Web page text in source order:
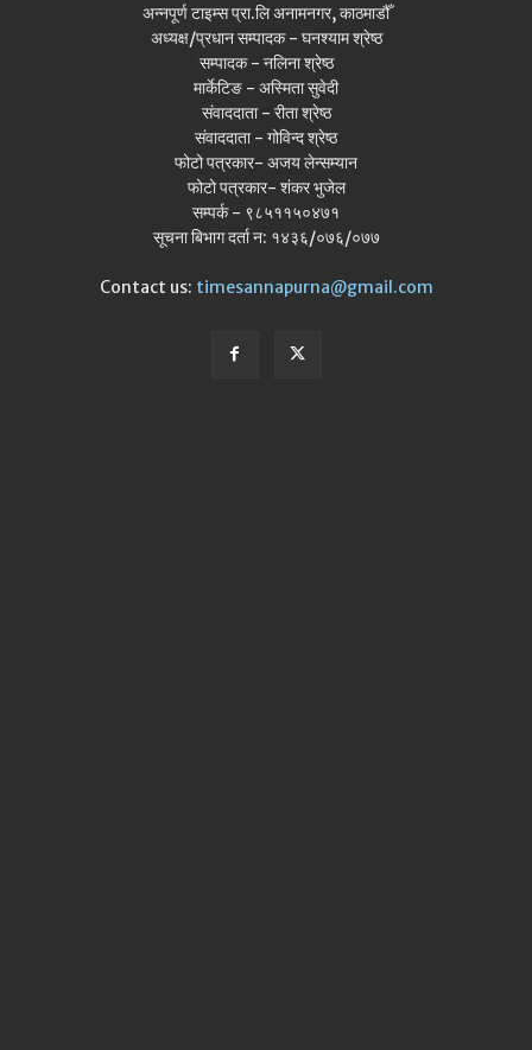
अन्नपूर्ण टाइम्स प्रा.लि अनामनगर, काठमाडौँ
अध्यक्ष/प्रधान सम्पादक - घनश्याम श्रेष्ठ
सम्पादक - नलिना श्रेष्ठ
मार्केटिङ - अस्मिता सुवेदी
संवाददाता - रीता श्रेष्ठ
संवाददाता - गोविन्द श्रेष्ठ
फोटो पत्रकार- अजय लेन्सम्यान
फोटो पत्रकार- शंकर भुजेल
सम्पर्क - ९८५११५०४७१
सूचना बिभाग दर्ता न: १४३६/०७६/०७७
Contact us: timesannapurna@gmail.com